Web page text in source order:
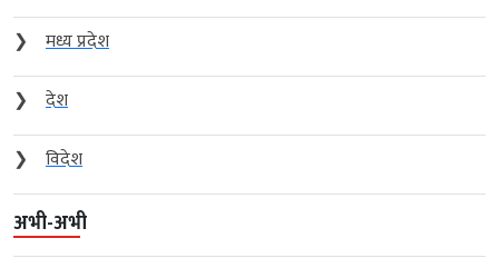
❯
मध्य प्रदेश
❯
देश
❯
विदेश
अभी-अभी